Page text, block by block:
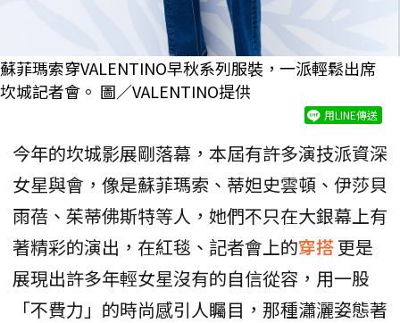
蘇菲瑪索穿VALENTINO早秋系列服裝，一派輕鬆出席
坎城記者會。 圖／VALENTINO提供
用LINE傳送
今年的坎城影展剛落幕，本屆有許多演技派資深
女星與會，像是蘇菲瑪索、蒂妲史雲頓、伊莎貝
雨蓓、茱蒂佛斯特等人，她們不只在大銀幕上有
著精彩的演出，在紅毯、記者會上的穿搭更是
展現出許多年輕女星沒有的自信從容，用一股
「不費力」的時尚感引人矚目，那種瀟灑姿態著